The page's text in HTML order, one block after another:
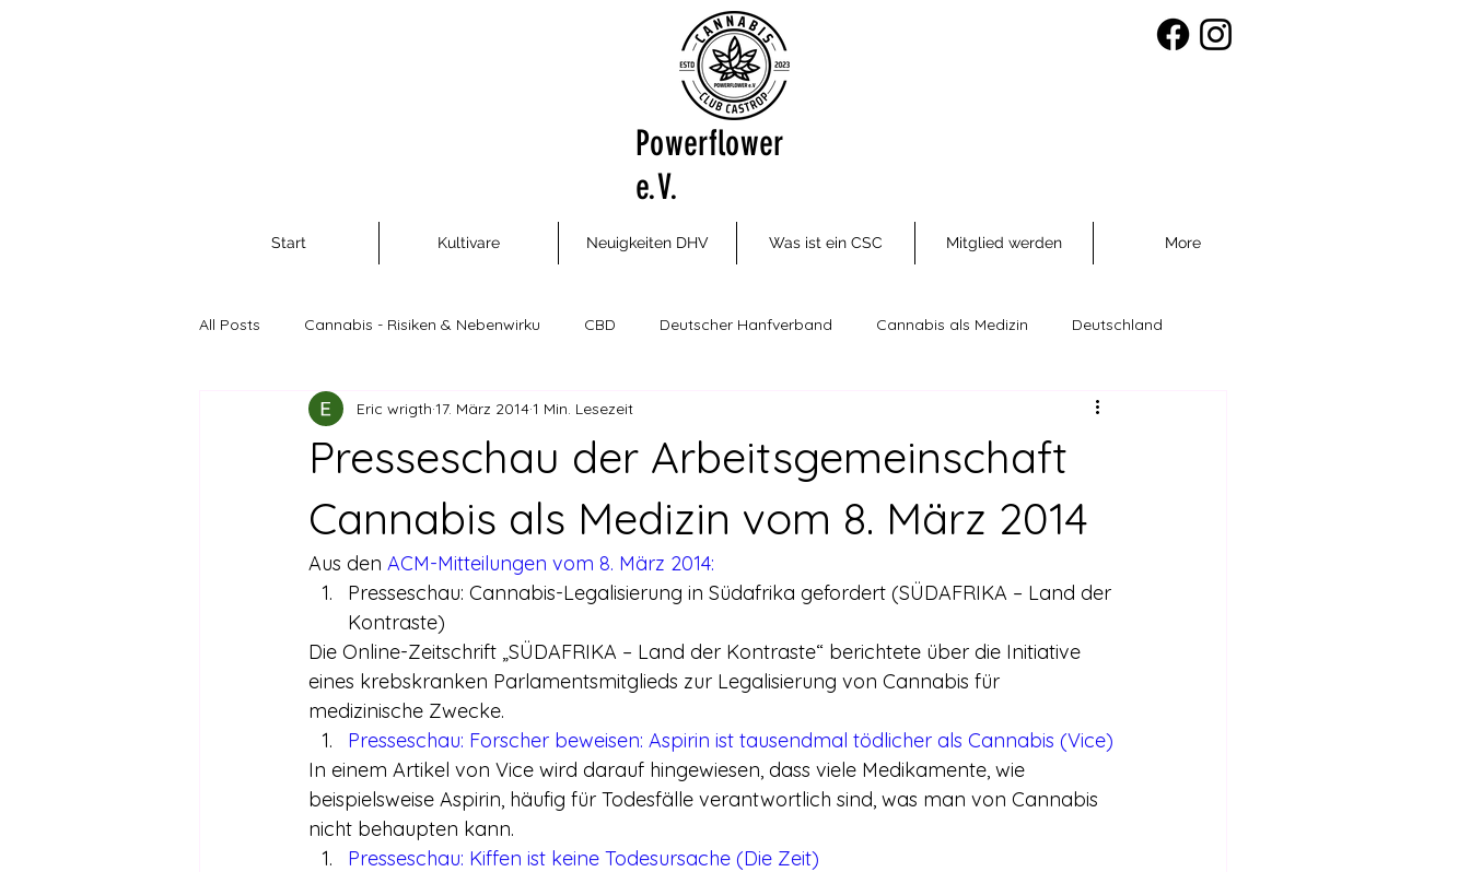
Powerflower
e.V.
Start Kultivare Neuigkeiten DHV Was ist ein CSC Mitglied werden More
All Posts Cannabis - Risiken & Nebenwirku CBD Deutscher Hanfverband Cannabis als Medizin Deutschland
Cannabis als Rohstoff und Nahrungsm Cannabis Social Clubs
Führerschein
Legalisierte Länder Hanfszene Mitmachen! Meinungsumfragen Repression Stimmen für die Legalisierung
Recht & Urteile Schäden durch Prohibition Panorama & Merkwürdiges Veranstaltungsbericht
Stimmen gegen die Legalisierung Streckmittel Wirtschaft Test Wissenschaft
Wissenschaft zu Drogenpolitik und a
Presseschau der Arbeitsgemeinschaft
Cannabis als Medizin vom 8. März 2014
Eric wrigth 17. März 20141 Min. Lesezeit
Aus den ACM-Mitteilungen vom 8. März 2014:
Presseschau: Cannabis-Legalisierung in Südafrika gefordert (SÜDAFRIKA – Land der
Kontraste)
Die Online-Zeitschrift „SÜDAFRIKA – Land der Kontraste“ berichtete über die Initiative
eines krebskranken Parlamentsmitglieds zur Legalisierung von Cannabis für
medizinische Zwecke.
Presseschau: Forscher beweisen: Aspirin ist tausendmal tödlicher als Cannabis (Vice)
In einem Artikel von Vice wird darauf hingewiesen, dass viele Medikamente, wie
beispielsweise Aspirin, häufig für Todesfälle verantwortlich sind, was man von Cannabis
nicht behaupten kann.
Presseschau: Kiffen ist keine Todesursache (Die Zeit)